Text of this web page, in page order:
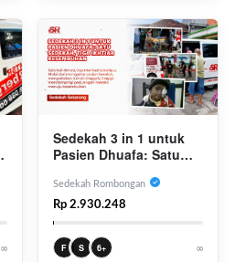
∞
Sedekah 3 in 1 untuk
Pasien Dhuafa: Satu
Kesembuhan
Sedekah Rombongan
Rp 2.930.248
F S 6+ ∞